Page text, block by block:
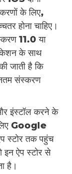
के लिए,
होना चाहिए।
11.0 या
के साथ
जाती है कि
संस्करण
इंस्टॉल करने के
Google
स्टोर तक पहुंच
इन ऐप स्टोर से
है।